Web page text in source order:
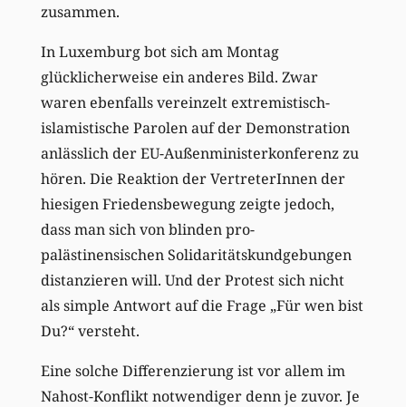
zusammen.
In Luxemburg bot sich am Montag
glücklicherweise ein anderes Bild. Zwar
waren ebenfalls vereinzelt extremistisch-
islamistische Parolen auf der Demonstration
anlässlich der EU-Außenministerkonferenz zu
hören. Die Reaktion der VertreterInnen der
hiesigen Friedensbewegung zeigte jedoch,
dass man sich von blinden pro-
palästinensischen Solidaritätskundgebungen
distanzieren will. Und der Protest sich nicht
als simple Antwort auf die Frage „Für wen bist
Du?“ versteht.
Eine solche Differenzierung ist vor allem im
Nahost-Konflikt notwendiger denn je zuvor. Je